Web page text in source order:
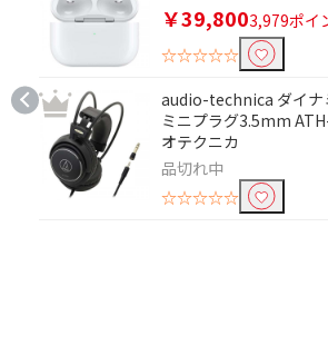
2台
ヘッドホン
充電端子で絞り込む
microUSB
￥39,8003,979ポイ
☆☆☆☆☆
audio-technica ダイナ
ミニプラグ3.5mm
オテクニカ
品切れ中
☆☆☆☆☆